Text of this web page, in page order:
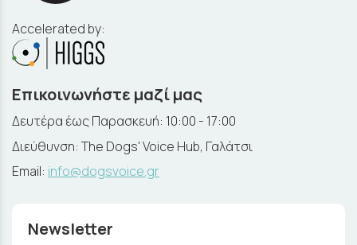
Accelerated by:
Επικοινωνήστε μαζί μας
Δευτέρα έως Παρασκευή: 10:00 - 17:00
Διεύθυνση: The Dogs' Voice Hub, Γαλάτσι
Email: info@dogsvoice.gr
Newsletter